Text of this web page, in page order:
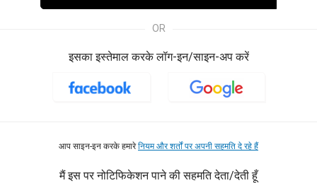
OR
इसका इस्तेमाल करके लॉग-इन/साइन-अप करें
आप साइन-इन करके हमारेनियम और शर्तों पर अपनी सहमति दे रहे हैं
मैं इस पर नोटिफिकेशन पाने की सहमति देता/देती हूँ